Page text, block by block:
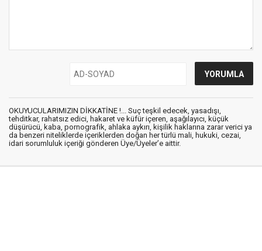
OKUYUCULARIMIZIN DİKKATİNE !... Suç teşkil edecek, yasadışı,
tehditkar, rahatsız edici, hakaret ve küfür içeren, aşağılayıcı, küçük
düşürücü, kaba, pornografik, ahlaka aykırı, kişilik haklarına zarar verici ya
da benzeri niteliklerde içeriklerden doğan her türlü mali, hukuki, cezai,
idari sorumluluk içeriği gönderen Üye/Üyeler’e aittir.